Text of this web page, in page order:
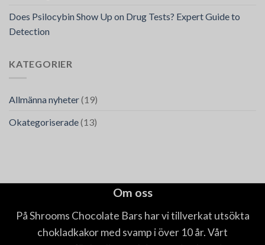
Does Psilocybin Show Up on Drug Tests? Expert Guide to
Detection
KATEGORIER
Allmänna nyheter(19)
Okategoriserade(13)
Om oss
På Shrooms Chocolate Bars har vi tillverkat utsökta
chokladkakor med svamp i över 10 år. Vårt